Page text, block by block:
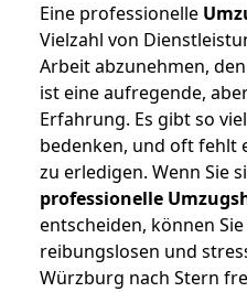
Eine professionelle
Vielzahl von
Arbeit abzunehmen,
ist eine aufregende,
Erfahrung. Es gibt so
bedenken, und oft fehlt
zu erledigen. Wenn Sie
professionelle
entscheiden, können
reibungslosen und
Würzburg nach Stern